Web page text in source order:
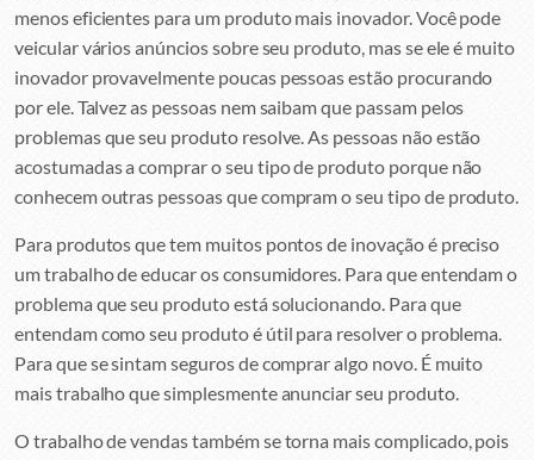
menos eficientes para um produto mais inovador. Você pode
veicular vários anúncios sobre seu produto, mas se ele é muito
inovador provavelmente poucas pessoas estão procurando
por ele. Talvez as pessoas nem saibam que passam pelos
problemas que seu produto resolve. As pessoas não estão
acostumadas a comprar o seu tipo de produto porque não
conhecem outras pessoas que compram o seu tipo de produto.
Para produtos que tem muitos pontos de inovação é preciso
um trabalho de educar os consumidores. Para que entendam o
problema que seu produto está solucionando. Para que
entendam como seu produto é útil para resolver o problema.
Para que se sintam seguros de comprar algo novo. É muito
mais trabalho que simplesmente anunciar seu produto.
O trabalho de vendas também se torna mais complicado, pois